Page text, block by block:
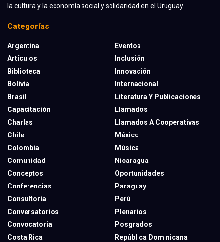
la cultura y la economía social y solidaridad en el Uruguay.
Categorías
Argentina
Artículos
Biblioteca
Bolivia
Brasil
Capacitación
Charlas
Chile
Colombia
Comunidad
Conceptos
Conferencias
Consultoría
Conversatorios
Convocatoria
Costa Rica
Eventos
Inclusión
Innovación
Internacional
Literatura Y Publicaciones
Llamados
Llamados A Cooperativas
México
Música
Nicaragua
Oportunidades
Paraguay
Perú
Plenarios
Posgrados
República Dominicana